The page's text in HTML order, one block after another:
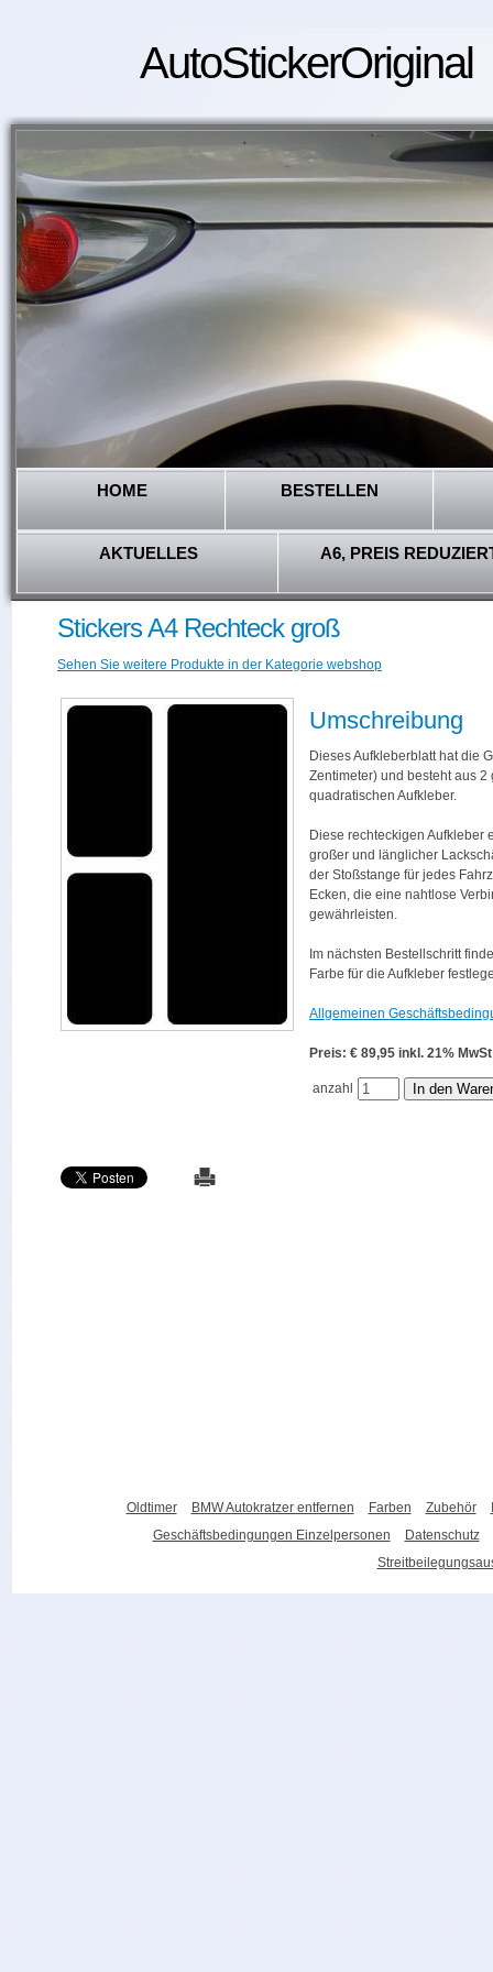
AutoStickerOriginal
HOME BESTELLEN
AKTUELLES A6, PREIS
Stickers A4 Rechteck groß
Sehen Sie weitere Produkte in der Kategorie webshop
Umschreibung
Dieses Aufkleberblatt hat die
Zentimeter) und besteht aus
quadratischen Aufkleber.
Diese rechteckigen Aufkleber
großer und länglicher
der Stoßstange für jedes
Ecken, die eine nahtlose
gewährleisten.
Im nächsten Bestellschritt
Farbe für die Aufkleber
Allgemeinen
Preis: € 89,95 inkl. 21%
anzahl
Oldtimer BMW Autokratzer entfernen Farben Zubehör
Geschäftsbedingungen Einzelpersonen
Datenschutz